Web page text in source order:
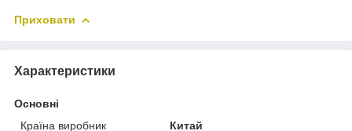
Приховати
Характеристики
Основні
Країна виробник
Китай